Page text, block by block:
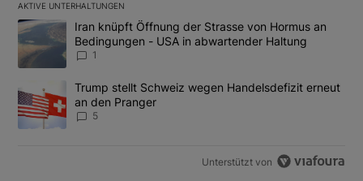
AKTIVE UNTERHALTUNGEN
Das Folgende ist eine Liste der am meisten kommentierten
Ein Trendartikel mit dem Titel "Iran knüpft Öffnung der Strasse
Iran knüpft Öffnung der Strasse von Hormus an
Bedingungen - USA in abwartender Haltung
1
Ein Trendartikel mit dem Titel "Trump stellt Schweiz wegen
Trump stellt Schweiz wegen Handelsdefizit erneut
an den Pranger
5
Unterstützt von